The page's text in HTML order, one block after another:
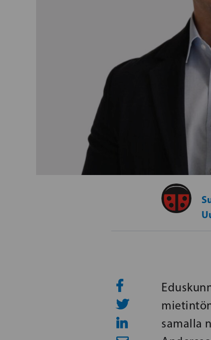
samalla